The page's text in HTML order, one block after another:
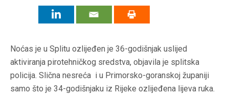
Noćas je u Splitu ozlijeđen je 36-godišnjak uslijed
aktiviranja pirotehničkog sredstva, objavila je splitska
policija. Slična nesreća i u Primorsko-goranskoj županiji
samo što je 34-godišnjaku iz Rijeke ozlijeđena lijeva ruka.